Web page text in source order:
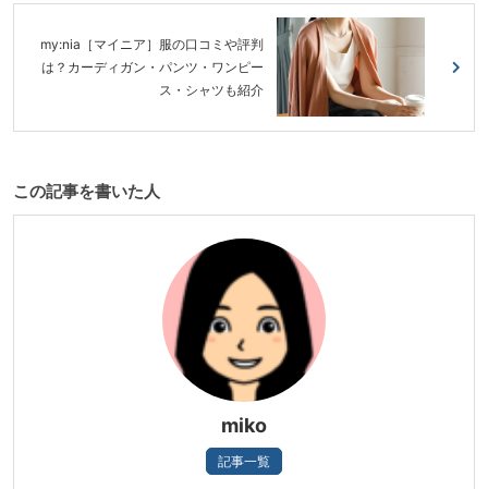
my:nia［マイニア］服の口コミや評判
は？カーディガン・パンツ・ワンピー
ス・シャツも紹介
この記事を書いた人
miko
記事一覧